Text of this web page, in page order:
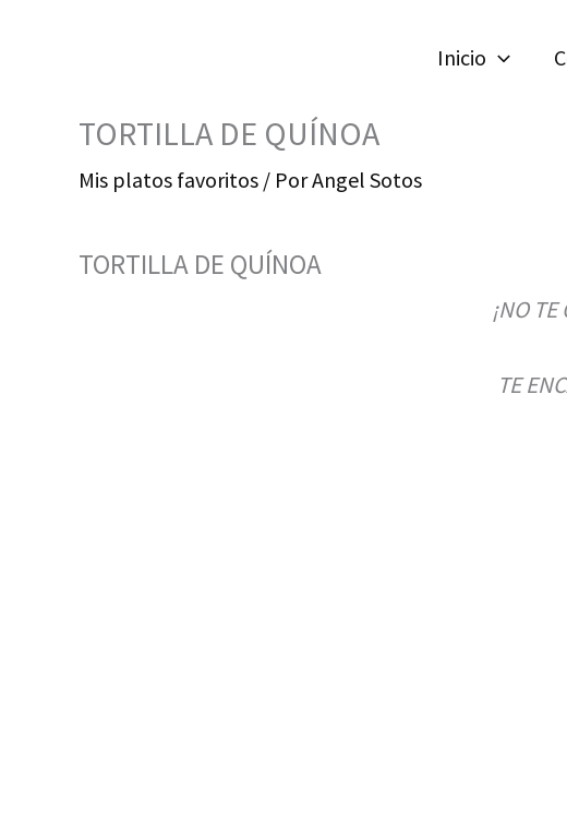
Inicio
TORTILLA DE QUÍNOA
Mis platos favoritos / PorAngel Sotos
TORTILLA DE QUÍNOA
¡NO
TE